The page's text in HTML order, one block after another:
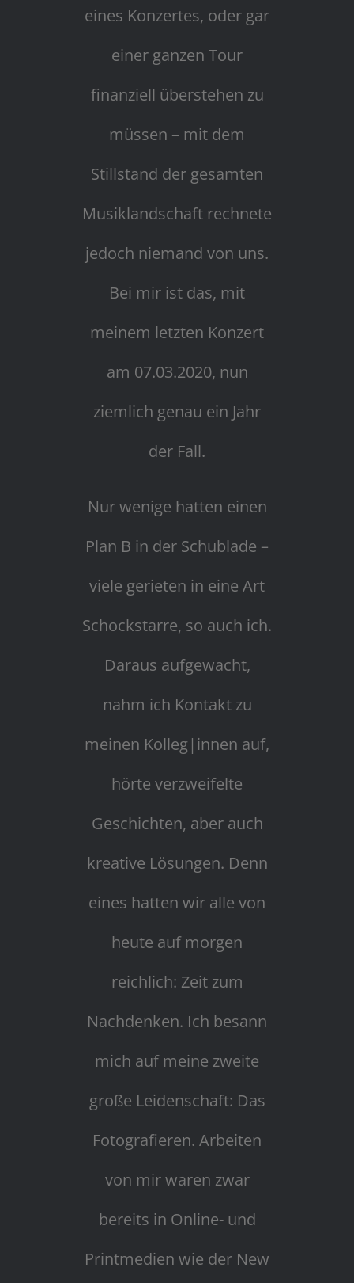
eines Konzertes, oder gar
einer ganzen Tour
finanziell überstehen zu
müssen – mit dem
Stillstand der gesamten
Musiklandschaft rechnete
jedoch niemand von uns.
Bei mir ist das, mit
meinem letzten Konzert
am 07.03.2020, nun
ziemlich genau ein Jahr
der Fall.
Nur wenige hatten einen
Plan B in der Schublade –
viele gerieten in eine Art
Schockstarre, so auch ich.
Daraus aufgewacht,
nahm ich Kontakt zu
meinen Kolleg|innen auf,
hörte verzweifelte
Geschichten, aber auch
kreative Lösungen. Denn
eines hatten wir alle von
heute auf morgen
reichlich: Zeit zum
Nachdenken. Ich besann
mich auf meine zweite
große Leidenschaft: Das
Fotografieren. Arbeiten
von mir waren zwar
bereits in Online- und
Printmedien wie der New